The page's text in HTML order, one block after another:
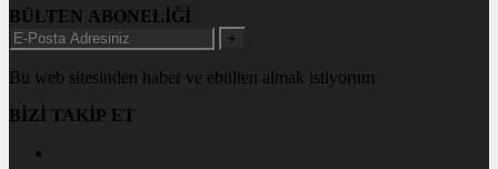
BÜLTEN ABONELİĞİ
+
Bu web sitesinden haber ve ebülten almak istiyorum
BİZİ TAKİP ET